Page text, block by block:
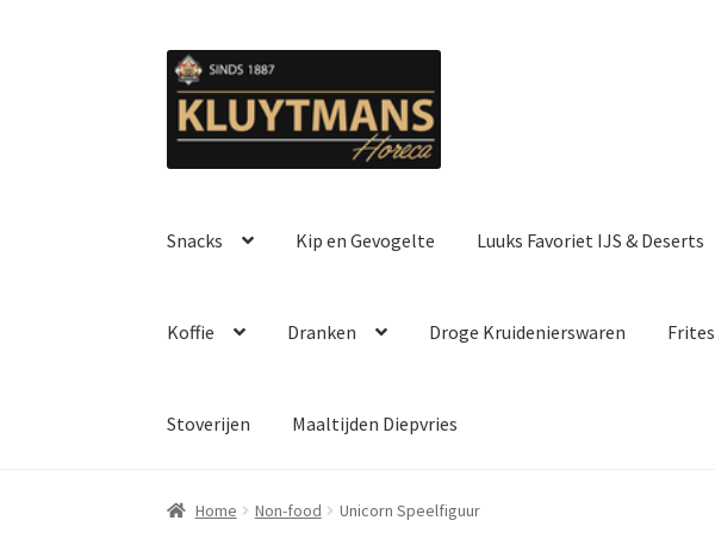
Ga
door
naar
Ga
naar
de
Snacks Kip en Gevogelte Luuks Favoriet IJS & Deserts
Koffie Dranken Droge Kruidenierswaren Frites
Stoverijen Maaltijden Diepvries
Home Non-food Unicorn Speelfiguur